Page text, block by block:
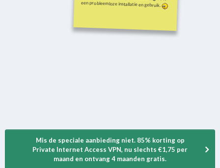
een probleemloze installatie en gebruik.
Mis de speciale aanbieding niet. 85% korting op
Private Internet Access VPN, nu slechts €1,75 per
maand en ontvang 4 maanden gratis.